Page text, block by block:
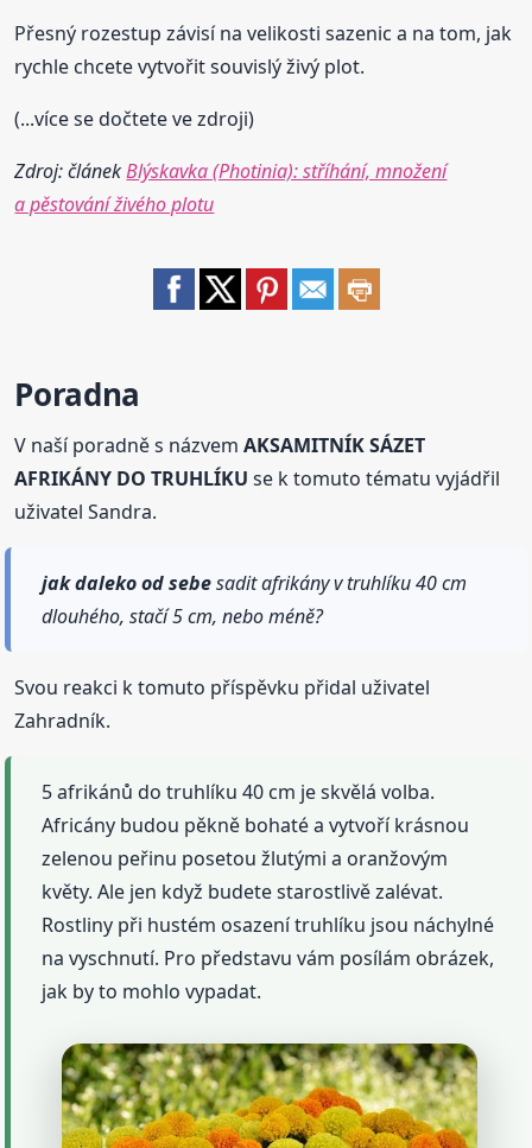
Přesný rozestup závisí na velikosti sazenic a na tom, jak
rychle chcete vytvořit souvislý živý plot.
(...více se dočtete ve zdroji)
Zdroj: článekBlýskavka (Photinia): stříhání, množení
a pěstování živého plotu
Poradna
V naší poradně s názvemAKSAMITNÍK SÁZET
AFRIKÁNY DO TRUHLÍKU se k tomuto tématu vyjádřil
uživatel Sandra.
jak daleko od sebesadit afrikány v truhlíku 40 cm
dlouhého, stačí 5 cm, nebo méně?
Svou reakci k tomuto příspěvku přidal uživatel
Zahradník.
5 afrikánů do truhlíku 40 cm je skvělá volba.
Africány budou pěkně bohaté a vytvoří krásnou
zelenou peřinu posetou žlutými a oranžovým
květy. Ale jen když budete starostlivě zalévat.
Rostliny při hustém osazení truhlíku jsou náchylné
na vyschnutí. Pro představu vám posílám obrázek,
jak by to mohlo vypadat.